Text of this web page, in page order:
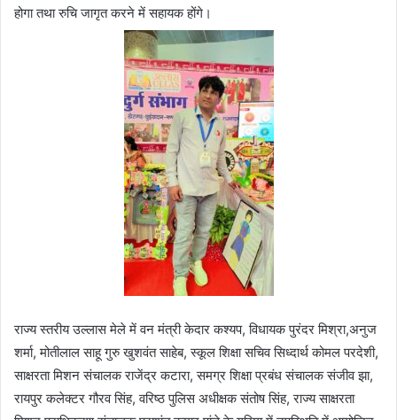
होगा तथा रुचि जागृत करने में सहायक होंगे।
राज्य स्तरीय उल्लास मेले में वन मंत्री केदार कश्यप, विधायक पुरंदर मिश्रा,अनुज
शर्मा, मोतीलाल साहू गुरु खुशवंत साहेब, स्कूल शिक्षा सचिव सिध्दार्थ कोमल परदेशी,
साक्षरता मिशन संचालक राजेंद्र कटारा, समग्र शिक्षा प्रबंध संचालक संजीव झा,
रायपुर कलेक्टर गौरव सिंह, वरिष्ठ पुलिस अधीक्षक संतोष सिंह, राज्य साक्षरता